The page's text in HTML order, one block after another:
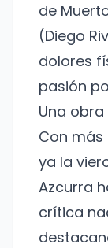
de
(Diego
dolores
pasión
Una
Con más
ya la
Azcurra
crítica